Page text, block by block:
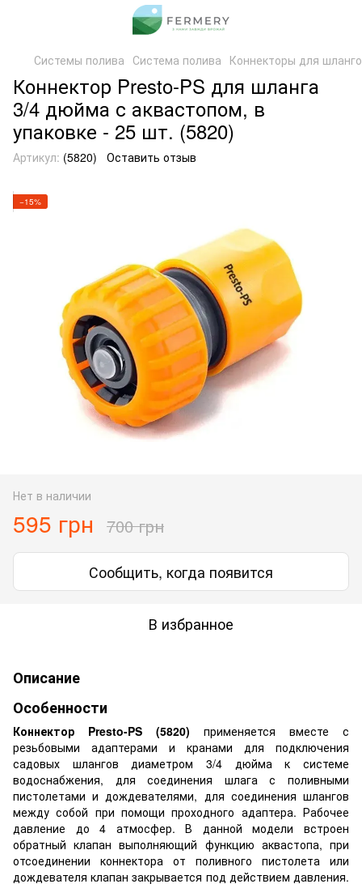
Системы полива Система полива Коннекторы для
Коннектор Presto-PS для шланга
3/4 дюйма с аквастопом, в
упаковке - 25 шт. (5820)
Артикул: (5820) Оставить отзыв
−15%
Нет в наличии
595 грн 700 грн
Сообщить, когда появится
В избранное
Описание
Особенности
Коннектор Presto-PS (5820) применяется вместе с
резьбовыми адаптерами и кранами для подключения
садовых шлангов диаметром 3/4 дюйма к системе
водоснабжения, для соединения шлага с поливными
пистолетами и дождевателями, для соединения шлангов
между собой при помощи проходного адаптера. Рабочее
давление до 4 атмосфер. В данной модели встроен
обратный клапан выполняющий функцию аквастопа, при
отсоединении коннектора от поливного пистолета или
дождевателя клапан закрывается под действием давления.